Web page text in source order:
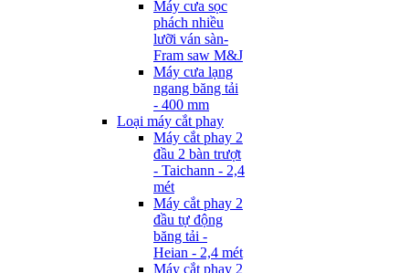
Máy cưa sọc
phách nhiều
lưỡi ván sàn-
Fram saw M&J
Máy cưa lạng
ngang băng tải
- 400 mm
Loại máy cắt phay
Máy cắt phay 2
đầu 2 bàn trượt
- Taichann - 2,4
mét
Máy cắt phay 2
đầu tự động
băng tải -
Heian - 2,4 mét
Máy cắt phay 2